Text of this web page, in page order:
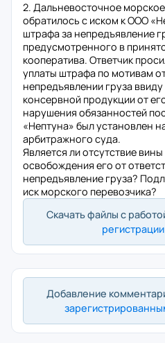
2. Дальневосточное
обратилось с иском к ООО
штрафа за непредъявление
предусмотренного в
кооператива. Ответчик
уплаты штрафа по мотивам
непредъявлении груза
консервной продукции от
нарушения обязанностей
«Нептуна» был установлен
арбитражного суда.
Является ли отсутствие
освобождения его от
непредъявление груза?
иск морского перевозчика?
Скачать файлы с
регистрации
Добавление